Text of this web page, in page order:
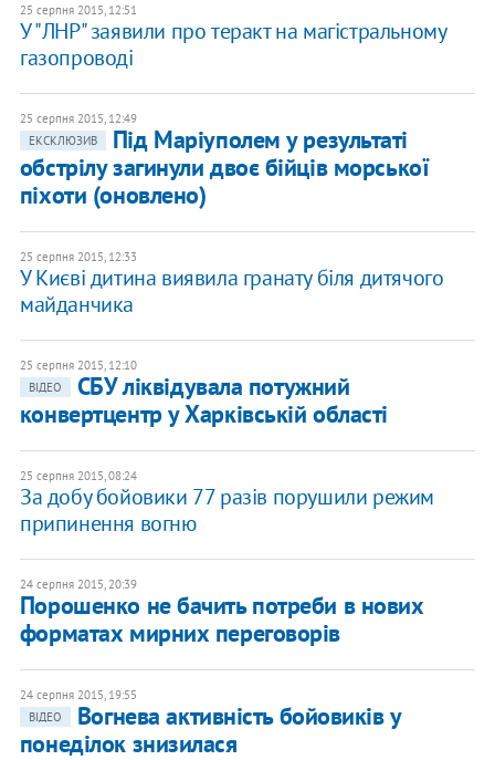
25 серпня 2015, 12:51
У "ЛНР" заявили про теракт на магістральному
газопроводі
25 серпня 2015, 12:49
ЕКСКЛЮЗИВ
Під Маріуполем у результаті
обстрілу загинули двоє бійців морської
піхоти (оновлено)
25 серпня 2015, 12:33
У Києві дитина виявила гранату біля дитячого
майданчика
25 серпня 2015, 12:10
ВІДЕО
СБУ ліквідувала потужний
конвертцентр у Харківській області
25 серпня 2015, 08:24
За добу бойовики 77 разів порушили режим
припинення вогню
24 серпня 2015, 20:39
Порошенко не бачить потреби в нових
форматах мирних переговорів
24 серпня 2015, 19:55
ВІДЕО
Вогнева активність бойовиків у
понеділок знизилася